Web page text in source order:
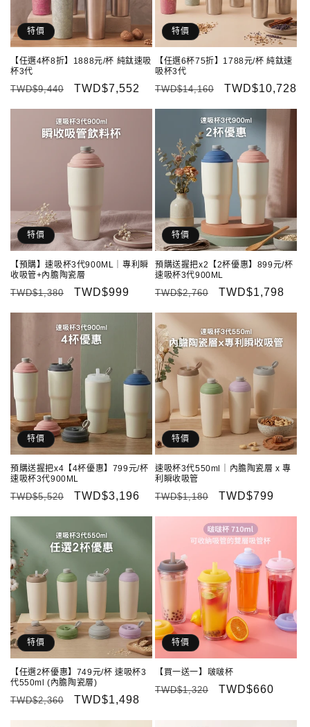
特價
【任選4杯8折】1888元/杯 純鈦速吸
杯3代
定
TWD$9,440
售
TWD$7,552
特價
【任選6杯75折】1788元/杯 純鈦速
吸杯3代
定
TWD$14,160
售
TWD$10,728
特價
【預購】速吸杯3代900ML｜專利瞬
收吸管+內膽陶瓷層
定
TWD$1,380
售
TWD$999
特價
預購送握把x2【2杯優惠】899元/杯
速吸杯3代900ML
定
TWD$2,760
售
TWD$1,798
特價
預購送握把x4【4杯優惠】799元/杯
速吸杯3代900ML
定
TWD$5,520
售
TWD$3,196
特價
速吸杯3代550ml｜內膽陶瓷層 x 專
利瞬收吸管
定
TWD$1,180
售
TWD$799
特價
【任選2杯優惠】749元/杯 速吸杯3
代550ml (內膽陶瓷層)
定
TWD$2,360
售
TWD$1,498
特價
【買一送一】啵啵杯
定
TWD$1,320
售
TWD$660